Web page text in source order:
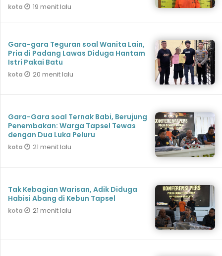
kota 19 menit lalu
Gara-gara Teguran soal Wanita Lain,
Pria di Padang Lawas Diduga Hantam
Istri Pakai Batu
kota 20 menit lalu
Gara-Gara soal Ternak Babi, Berujung
Penembakan: Warga Tapsel Tewas
dengan Dua Luka Peluru
kota 21 menit lalu
Tak Kebagian Warisan, Adik Diduga
Habisi Abang di Kebun Tapsel
kota 21 menit lalu